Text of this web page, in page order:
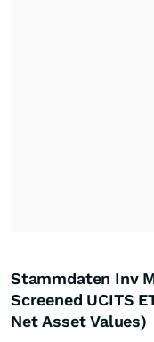
Stammdaten Inv
Screened UCITS
Net Asset Values)